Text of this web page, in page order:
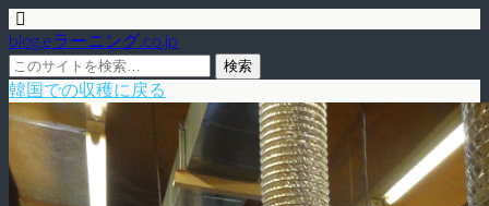
blog.eラーニング.co.jp
韓国での収穫に戻る